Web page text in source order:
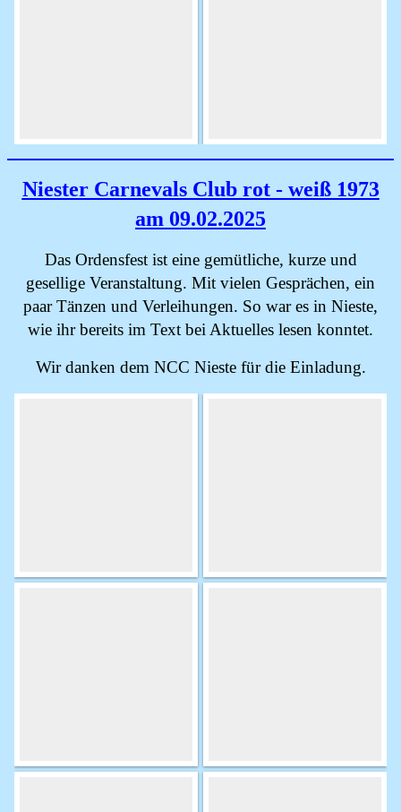
Niester Carnevals Club rot - weiß 1973
am 09.02.2025
Das Ordensfest ist eine gemütliche, kurze und
gesellige Veranstaltung. Mit vielen Gesprächen, ein
paar Tänzen und Verleihungen. So war es in Nieste,
wie ihr bereits im Text bei Aktuelles lesen konntet.
Wir danken dem NCC Nieste für die Einladung.